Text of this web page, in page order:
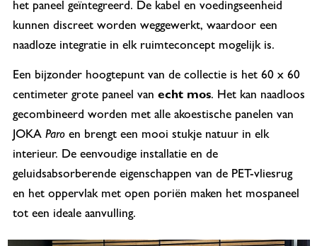
het paneel geïntegreerd. De kabel en voedingseenheid
kunnen discreet worden weggewerkt, waardoor een
naadloze integratie in elk ruimteconcept mogelijk is.
Een bijzonder hoogtepunt van de collectie is het 60 x 60
centimeter grote paneel van echt mos. Het kan naadloos
gecombineerd worden met alle akoestische panelen van
JOKA Paroen brengt een mooi stukje natuur in elk
interieur. De eenvoudige installatie en de
geluidsabsorberende eigenschappen van de PET-vliesrug
en het oppervlak met open poriën maken het mospaneel
tot een ideale aanvulling.